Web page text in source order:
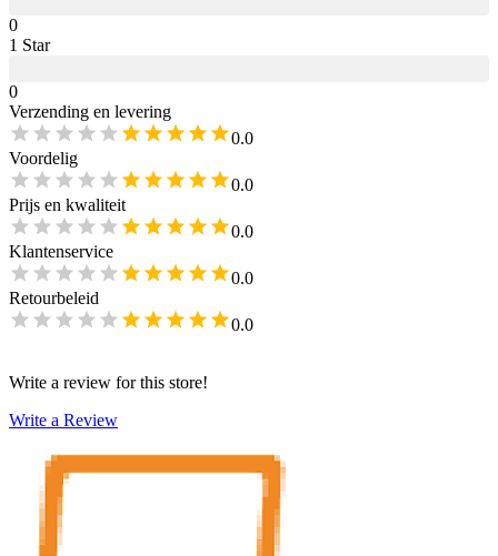
0
1 Star
0
Verzending en levering
0.0
Voordelig
0.0
Prijs en kwaliteit
0.0
Klantenservice
0.0
Retourbeleid
0.0
Write a review for this store!
Write a Review